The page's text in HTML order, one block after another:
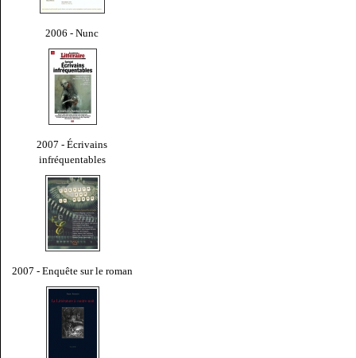
2006 - Nunc
2007 - Écrivains
infréquentables
2007 - Enquête sur le roman